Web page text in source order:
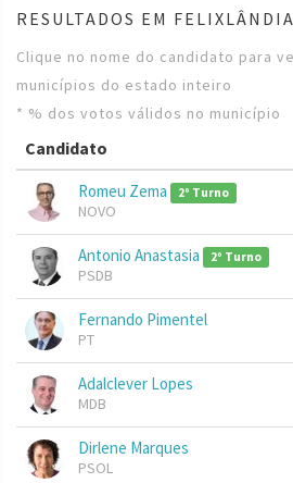
RESULTADOS EM
Clique no nome do candidato para
municípios do estado inteiro
* % dos votos válidos no município
Candidato
Romeu Zema 2º Turno
NOVO
Antonio Anastasia 2º Turno
PSDB
Fernando Pimentel
PT
Adalclever Lopes
MDB
Dirlene Marques
PSOL